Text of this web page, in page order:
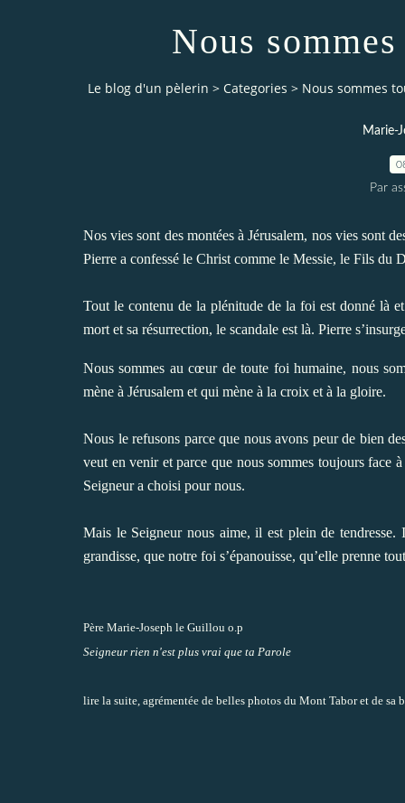
Nous
Le blog d'un pèlerin > Categories > Nous sommes
Marie-
Par
Nos vies sont des montées à Jérusalem, nos vies sont
Pierre a confessé le Christ comme le Messie, le Fils du
Tout le contenu de la plénitude de la foi est donné là
mort et sa résurrection, le scandale est là. Pierre
Nous sommes au cœur de toute foi humaine, nous
mène à Jérusalem et qui mène à la croix et à la gloire.
Nous le refusons parce que nous avons peur de bien
veut en venir et parce que nous sommes toujours face
Seigneur a choisi pour nous.
Mais le Seigneur nous aime, il est plein de
grandisse, que notre foi s’épanouisse, qu’elle prenne
Père Marie-Joseph le Guillou o.p
Seigneur rien n'est plus vrai que ta Parole
lire la suite, agrémentée de belles photos du Mont Tabor et de sa